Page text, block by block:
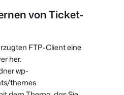
von Ticket-
FTP-Client eine
her.
wp-
themes